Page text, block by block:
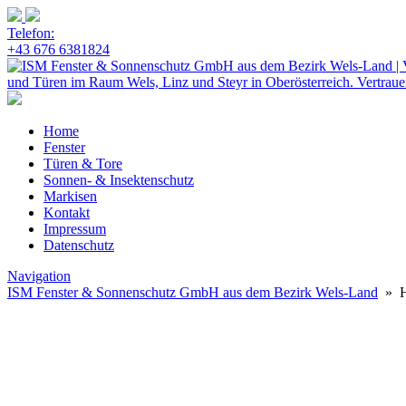
Telefon:
+43 676 6381824
Home
Fenster
Türen & Tore
Sonnen- & Insektenschutz
Markisen
Kontakt
Impressum
Datenschutz
Navigation
ISM Fenster & Sonnenschutz GmbH aus dem Bezirk Wels-Land »